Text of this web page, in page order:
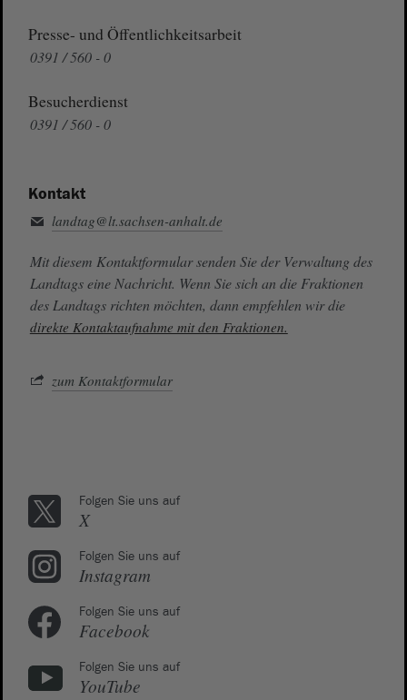
Presse- und Öffentlichkeitsarbeit
0391 / 560 - 0
Besucherdienst
0391 / 560 - 0
Kontakt
landtag@lt.sachsen-anhalt.de
Mit diesem Kontaktformular senden Sie der Verwaltung des
Landtags eine Nachricht. Wenn Sie sich an die Fraktionen
des Landtags richten möchten, dann empfehlen wir die
direkte Kontaktaufnahme mit den Fraktionen.
zum Kontaktformular
Folgen Sie uns auf
X
Folgen Sie uns auf
Instagram
Folgen Sie uns auf
Facebook
Folgen Sie uns auf
YouTube